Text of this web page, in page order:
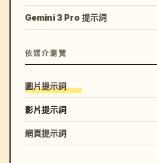
Gemini 3 Pro 提示詞
依媒介瀏覽
圖片提示詞
影片提示詞
網頁提示詞